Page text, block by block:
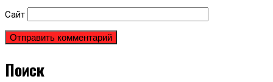
Сайт
Поиск